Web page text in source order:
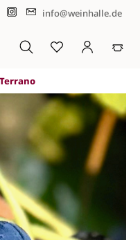
info@weinhalle.de
Terrano